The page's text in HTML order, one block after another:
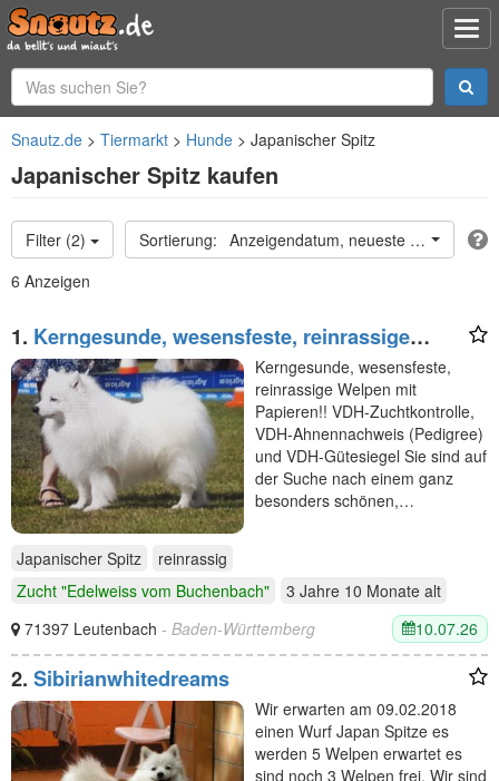
Snautz.de Tiermarkt Hunde Japanischer Spitz
Japanischer Spitz kaufen
Filter (2)
Anzeigendatum, neueste oben
6 Anzeigen
1. Kerngesunde, wesensfeste, reinrassige
Welpen mit
Kerngesunde, wesensfeste,
reinrassige Welpen mit
Papieren!! VDH-Zuchtkontrolle,
VDH-Ahnennachweis (Pedigree)
und VDH-Gütesiegel Sie sind auf
der Suche nach einem ganz
besonders schönen,…
Japanischer Spitz
reinrassig
Zucht "Edelweiss vom Buchenbach"
3 Jahre 10 Monate alt
71397 Leutenbach - Baden-Württemberg 10.07.26
2. Sibirianwhitedreams
Wir erwarten am 09.02.2018
einen Wurf Japan Spitze es
werden 5 Welpen erwartet es
sind noch 3 Welpen frei. Wir sind